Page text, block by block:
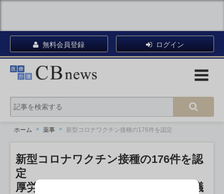
無料会員登録 ログイン
ホーム 薬事 新型コロナワクチン接種の176件を認定
新型コロナワクチン接種の176件を認
定
厚労省が健康被害審査第一部会の審議